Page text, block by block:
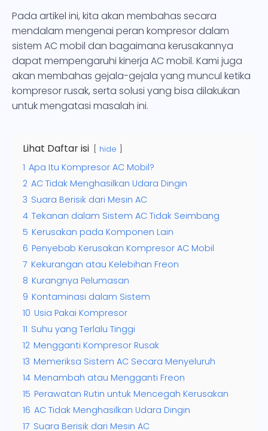
Pada artikel ini, kita akan membahas secara
mendalam mengenai peran kompresor dalam
sistem AC mobil dan bagaimana kerusakannya
dapat mempengaruhi kinerja AC mobil. Kami juga
akan membahas gejala-gejala yang muncul ketika
kompresor rusak, serta solusi yang bisa dilakukan
untuk mengatasi masalah ini.
Lihat Daftar isi hide
1 Apa Itu Kompresor AC Mobil?
2 AC Tidak Menghasilkan Udara Dingin
3 Suara Berisik dari Mesin AC
4 Tekanan dalam Sistem AC Tidak Seimbang
5 Kerusakan pada Komponen Lain
6 Penyebab Kerusakan Kompresor AC Mobil
7 Kekurangan atau Kelebihan Freon
8 Kurangnya Pelumasan
9 Kontaminasi dalam Sistem
10 Usia Pakai Kompresor
11 Suhu yang Terlalu Tinggi
12 Mengganti Kompresor Rusak
13 Memeriksa Sistem AC Secara Menyeluruh
14 Menambah atau Mengganti Freon
15 Perawatan Rutin untuk Mencegah Kerusakan
16 AC Tidak Menghasilkan Udara Dingin
17 Suara Berisik dari Mesin AC